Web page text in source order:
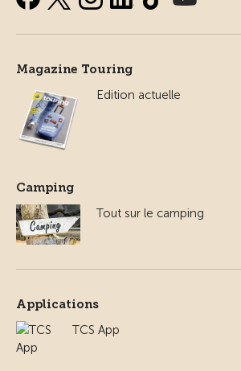
Magazine Touring
Edition actuelle
Camping
Tout sur le camping
Applications
TCS App